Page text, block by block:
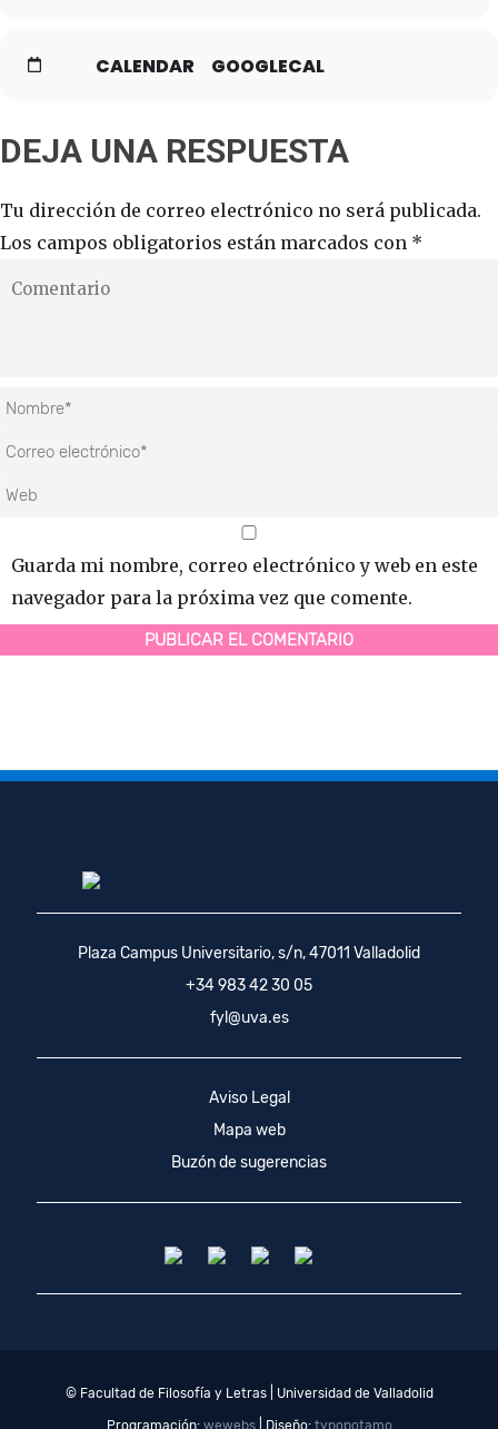
CALENDAR GOOGLECAL
DEJA UNA RESPUESTA
Tu dirección de correo electrónico no será publicada.
Los campos obligatorios están marcados con *
Guarda mi nombre, correo electrónico y web en este
navegador para la próxima vez que comente.
Plaza Campus Universitario, s/n, 47011 Valladolid
+34 983 42 30 05
fyl@uva.es
Aviso Legal
Mapa web
Buzón de sugerencias
© Facultad de Filosofía y Letras | Universidad de Valladolid